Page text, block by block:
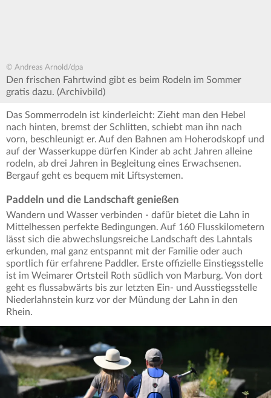
© Andreas Arnold/dpa
Den frischen Fahrtwind gibt es beim Rodeln im Sommer
gratis dazu. (Archivbild)
Das Sommerrodeln ist kinderleicht: Zieht man den Hebel
nach hinten, bremst der Schlitten, schiebt man ihn nach
vorn, beschleunigt er. Auf den Bahnen am Hoherodskopf und
auf der Wasserkuppe dürfen Kinder ab acht Jahren alleine
rodeln, ab drei Jahren in Begleitung eines Erwachsenen.
Bergauf geht es bequem mit Liftsystemen.
Paddeln und die Landschaft genießen
Wandern und Wasser verbinden - dafür bietet die Lahn in
Mittelhessen perfekte Bedingungen. Auf 160 Flusskilometern
lässt sich die abwechslungsreiche Landschaft des Lahntals
erkunden, mal ganz entspannt mit der Familie oder auch
sportlich für erfahrene Paddler. Erste offizielle Einstiegsstelle
ist im Weimarer Ortsteil Roth südlich von Marburg. Von dort
geht es flussabwärts bis zur letzten Ein- und Ausstiegsstelle
Niederlahnstein kurz vor der Mündung der Lahn in den
Rhein.